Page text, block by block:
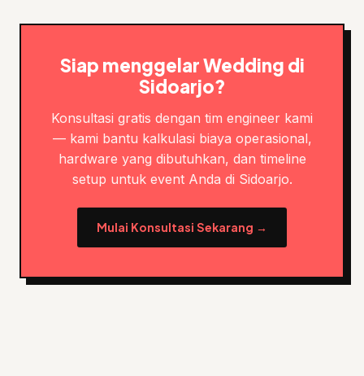
Siap menggelar Wedding di
Sidoarjo?
Konsultasi gratis dengan tim engineer kami
— kami bantu kalkulasi biaya operasional,
hardware yang dibutuhkan, dan timeline
setup untuk event Anda di Sidoarjo.
Mulai Konsultasi Sekarang →